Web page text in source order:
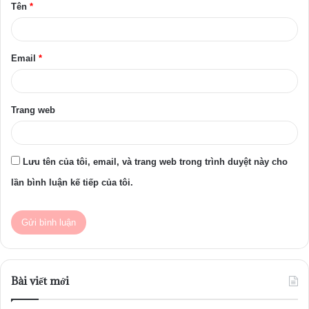
n
Tên *
Email *
Trang web
Lưu tên của tôi, email, và trang web trong trình duyệt này cho
lần bình luận kế tiếp của tôi.
Bài viết mới